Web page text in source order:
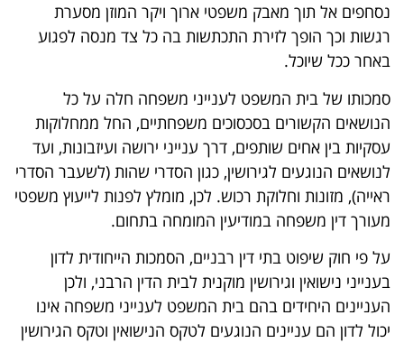
נסחפים אל תוך מאבק משפטי ארוך ויקר המוזן מסערת
רגשות וכך הופך לזירת התכתשות בה כל צד מנסה לפגוע
באחר ככל שיוכל.
סמכותו של בית המשפט לענייני משפחה חלה על כל
הנושאים הקשורים בסכסוכים משפחתיים, החל ממחלוקות
עסקיות בין אחים שותפים, דרך ענייני ירושה ועיזבונות, ועד
לנושאים הנוגעים לגירושין, כגון הסדרי שהות (לשעבר הסדרי
ראייה), מזונות וחלוקת רכוש. לכן, מומלץ לפנות לייעוץ משפטי
מעורך דין משפחה במודיעין המומחה בתחום.
על פי חוק שיפוט בתי דין רבניים, הסמכות הייחודית לדון
בענייני נישואין וגירושין מוקנית לבית הדין הרבני, ולכן
העניינים היחידים בהם בית המשפט לענייני משפחה אינו
יכול לדון הם עניינים הנוגעים לטקס הנישואין וטקס הגירושין